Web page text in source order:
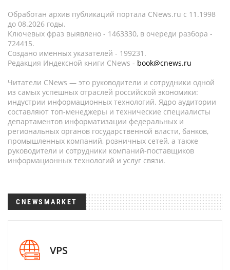
Обработан архив публикаций портала CNews.ru c 11.1998
до 08.2026 годы.
Ключевых фраз выявлено - 1463330, в очереди разбора -
724415.
Создано именных указателей - 199231.
Редакция Индексной книги CNews - book@cnews.ru
Читатели CNews — это руководители и сотрудники одной
из самых успешных отраслей российской экономики:
индустрии информационных технологий. Ядро аудитории
составляют топ-менеджеры и технические специалисты
департаментов информатизации федеральных и
региональных органов государственной власти, банков,
промышленных компаний, розничных сетей, а также
руководители и сотрудники компаний-поставщиков
информационных технологий и услуг связи.
CNEWSMARKET
VPS